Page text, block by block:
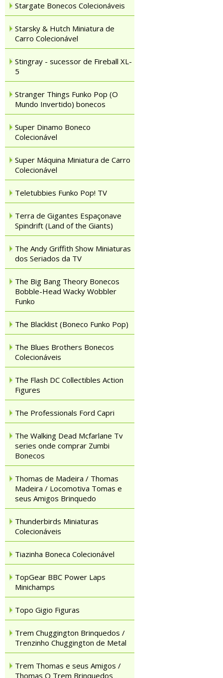
Stargate Bonecos Colecionáveis
Starsky & Hutch Miniatura de
Carro Colecionável
Stingray - sucessor de Fireball XL-
5
Stranger Things Funko Pop (O
Mundo Invertido) bonecos
Super Dinamo Boneco
Colecionável
Super Máquina Miniatura de Carro
Colecionável
Teletubbies Funko Pop! TV
Terra de Gigantes Espaçonave
Spindrift (Land of the Giants)
The Andy Griffith Show Miniaturas
dos Seriados da TV
The Big Bang Theory Bonecos
Bobble-Head Wacky Wobbler
Funko
The Blacklist (Boneco Funko Pop)
The Blues Brothers Bonecos
Colecionáveis
The Flash DC Collectibles Action
Figures
The Professionals Ford Capri
The Walking Dead Mcfarlane Tv
series onde comprar Zumbi
Bonecos
Thomas de Madeira / Thomas
Madeira / Locomotiva Tomas e
seus Amigos Brinquedo
Thunderbirds Miniaturas
Colecionáveis
Tiazinha Boneca Colecionável
TopGear BBC Power Laps
Minichamps
Topo Gigio Figuras
Trem Chuggington Brinquedos /
Trenzinho Chuggington de Metal
Trem Thomas e seus Amigos /
Thomas O Trem Brinquedos